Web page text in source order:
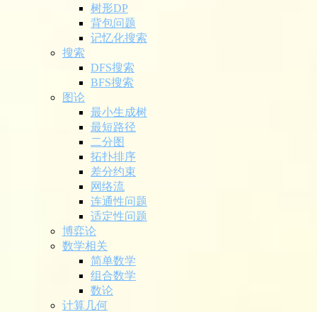
树形DP
背包问题
记忆化搜索
搜索
DFS搜索
BFS搜索
图论
最小生成树
最短路径
二分图
拓扑排序
差分约束
网络流
连通性问题
适定性问题
博弈论
数学相关
简单数学
组合数学
数论
计算几何